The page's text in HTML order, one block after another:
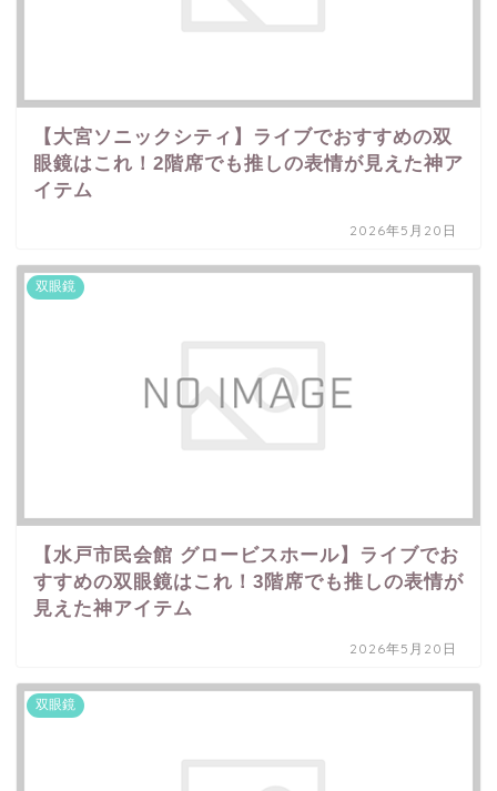
【大宮ソニックシティ】ライブでおすすめの双
眼鏡はこれ！2階席でも推しの表情が見えた神ア
イテム
2026年5月20日
双眼鏡
【水戸市民会館 グロービスホール】ライブでお
すすめの双眼鏡はこれ！3階席でも推しの表情が
見えた神アイテム
2026年5月20日
双眼鏡